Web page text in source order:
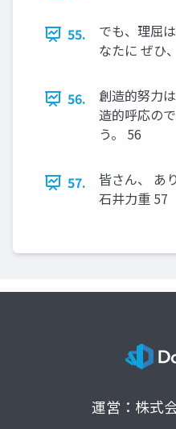
55.
でも、理屈
なたに ぜひ
56.
創造的努力
造的呼応の
う。 56
57.
皆さん、 あ
石井力重 57
運営：株式